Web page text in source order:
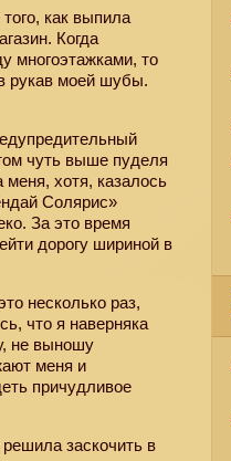
как выпила
Когда
многоэтажками, то
рукав моей шубы.
чуть выше пуделя
хотя, казалось
Солярис»
За это время
дорогу шириной в
несколько раз,
что я наверняка
не выношу
меня и
причудливое
заскочить в